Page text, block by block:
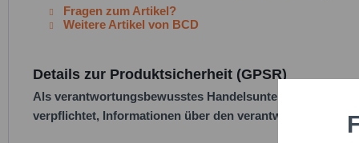
Fragen zum Artikel?
Weitere Artikel von BCD
Details zur Produktsicherheit (GPSR)
Als verantwortungsbewusstes Handelsunternehmen
verpflichtet, Informationen über den verantwortlichen